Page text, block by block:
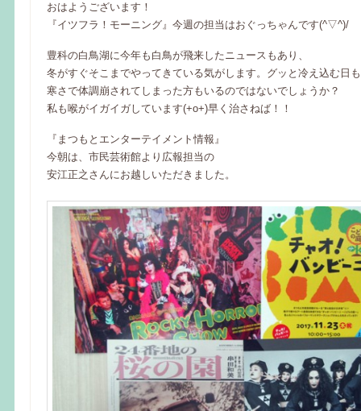
おはようございます！
『イツフラ！モーニング』今週の担当はおぐっちゃんです(^▽^)/
豊科の白鳥湖に今年も白鳥が飛来したニュースもあり、
冬がすぐそこまでやってきている気がします。グッと冷え込む日
寒さで体調崩されてしまった方もいるのではないでしょうか？
私も喉がイガイガしています(+o+)早く治さねば！！
『まつもとエンターテイメント情報』
今朝は、市民芸術館より広報担当の
安江正之さんにお越しいただきました。